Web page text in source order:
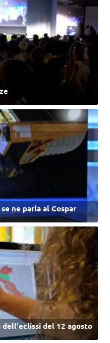
ne parla al Cospar
del 12 agosto